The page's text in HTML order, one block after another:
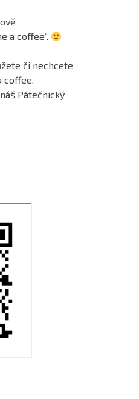
a coffee“.
či nechcete
coffee,
Pátečnický